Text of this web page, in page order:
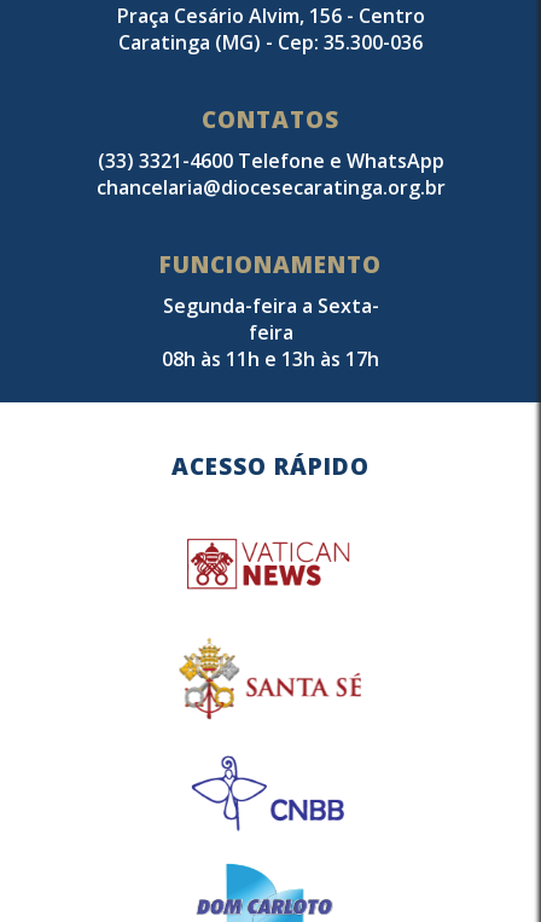
Praça Cesário Alvim, 156 - Centro
Caratinga (MG) - Cep: 35.300-036
CONTATOS
(33) 3321-4600 Telefone e WhatsApp
chancelaria@diocesecaratinga.org.br
FUNCIONAMENTO
Segunda-feira a Sexta-
feira
08h às 11h e 13h às 17h
ACESSO RÁPIDO